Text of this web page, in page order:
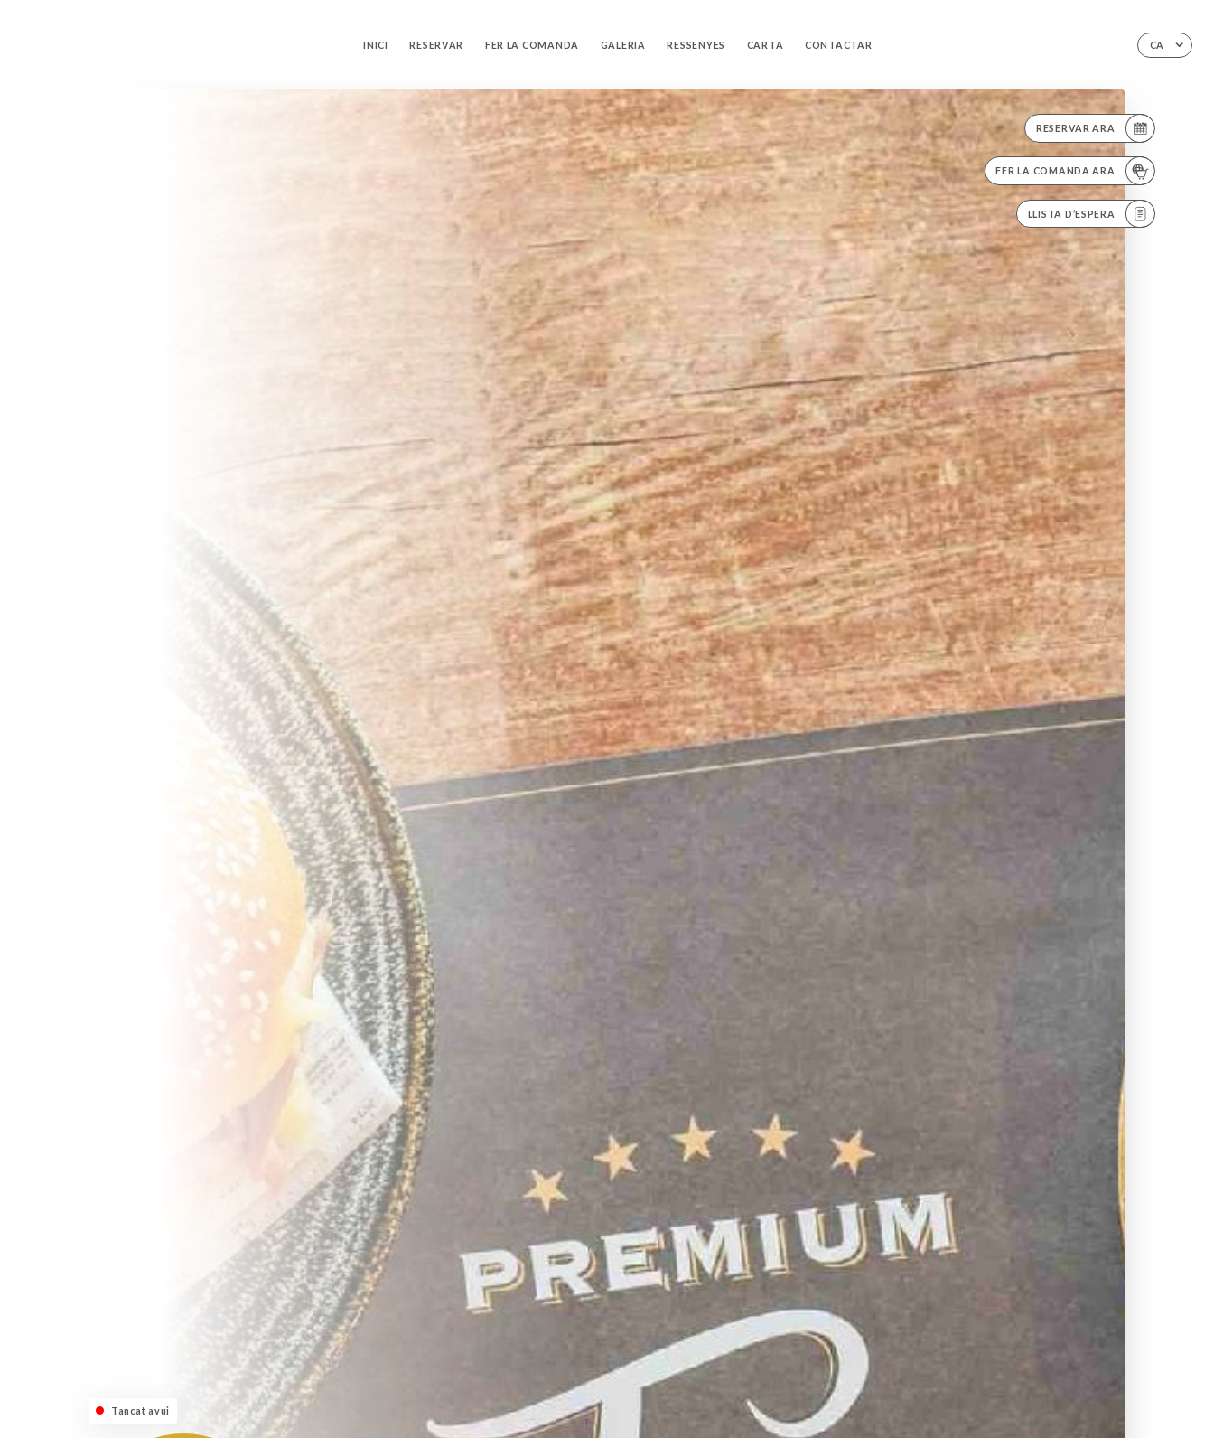
CA
INICI RESERVAR FER LA COMANDA GALERIA RESSENYES CARTA CONTACTAR
RESERVAR ARA
FER LA COMANDA ARA
LLISTA D’ESPERA
Tancat avui